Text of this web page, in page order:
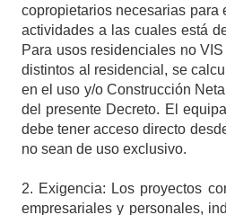
copropietarios necesarias para
actividades a las cuales está
Para usos residenciales no
distintos al residencial, se
en el uso y/o Construcción
del presente Decreto. El
debe tener acceso directo
no sean de uso exclusivo.
2. Exigencia: Los proyectos
empresariales y personales,